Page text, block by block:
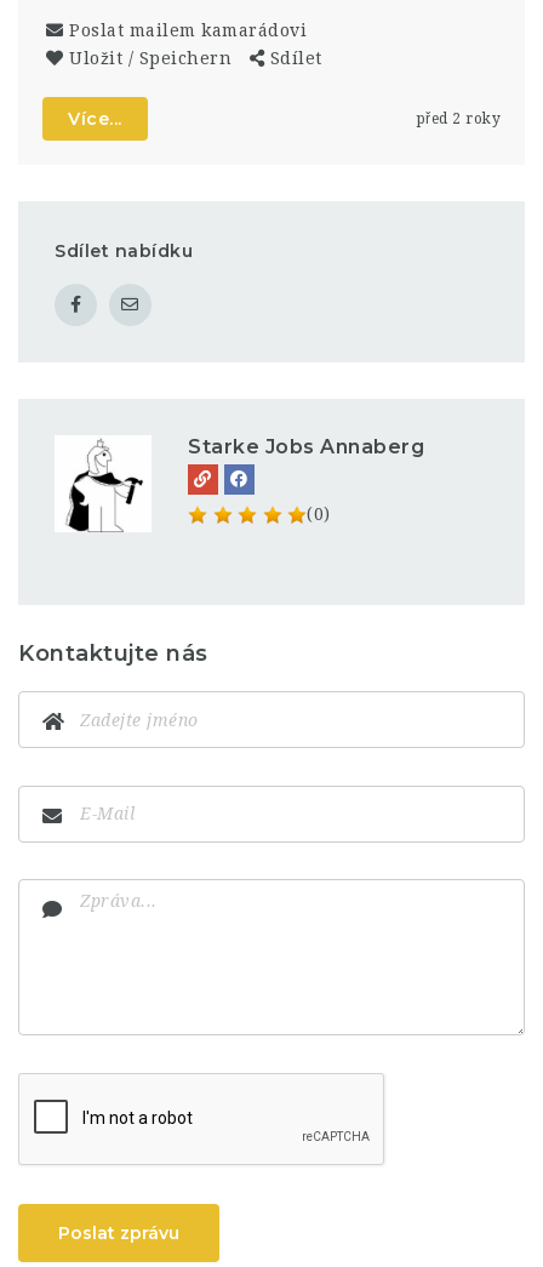
Poslat mailem kamarádovi
Uložit / Speichern
Sdílet
Více... před 2 roky
Sdílet nabídku
Starke Jobs Annaberg
(0)
Kontaktujte nás
Poslat zprávu